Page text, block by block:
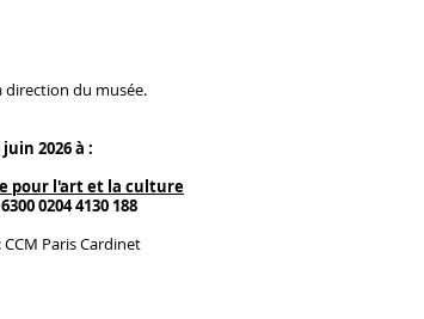
direction du musée.
2026 à :
pour l'art et la culture
0204 4130 188
Paris Cardinet